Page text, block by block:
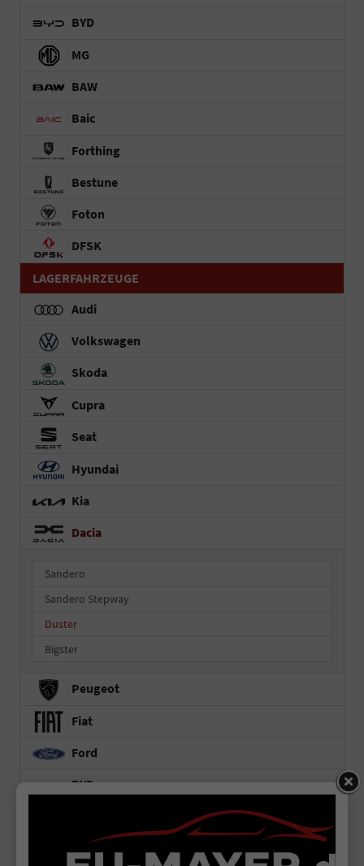
BYD
MG
BAW
Baic
Forthing
Bestune
Foton
DFSK
LAGERFAHRZEUGE
Audi
Volkswagen
Skoda
Cupra
Seat
Hyundai
Kia
Dacia
Sandero
Sandero Stepway
Duster
Bigster
Peugeot
Fiat
Ford
BYD